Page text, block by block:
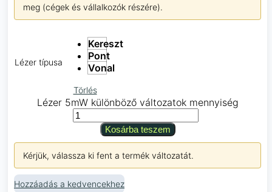
meg (cégek és vállalkozók részére).
Lézer típusa
Kereszt
Pont
Vonal
Törlés
Lézer 5mW különböző változatok mennyiség
Kosárba teszem
Kérjük, válassza ki fent a termék változatát.
Hozzáadás a kedvencekhez